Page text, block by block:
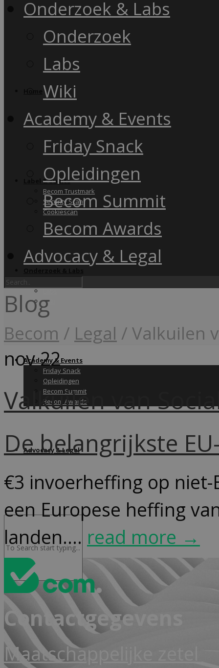
Label & audits
Becom Trustmark
Security Scan
Cookiescan
Labs
Wiki
Academy & Events
Friday Snack
Opleidingen
Becom Summit
Becom Awards
Advocacy & Legal
Onderzoek & Labs
Onderzoek
Labs
Wiki
Academy & Events
Friday Snack
Opleidingen
Becom Summit
Becom Awards
Advocacy & Legal
Blog
Becom / Legal / Valkuilen
nov22
Valkuilen van
De belangrijkste
€3 invoerheffing op niet-
een Europese heffing
landen.... read more →
Contactgegevens
Maatschappelijke zetel